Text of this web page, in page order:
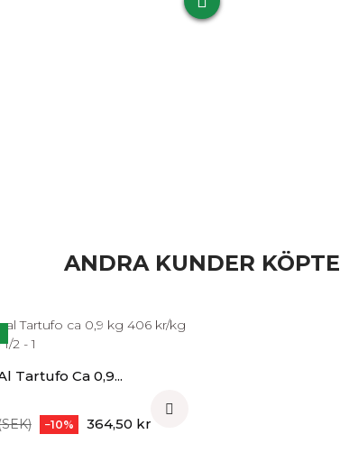
28 g
ANDRA KUNDER KÖPTE
Tartufo Ca 0,9...
−10% Pris
364,50 kr
